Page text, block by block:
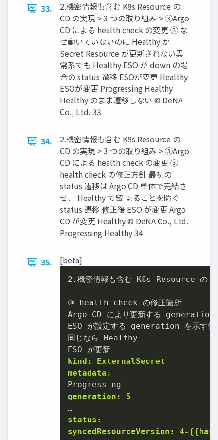
33.
2.機密情報も含む K8s Resource の
CD の実現 > 3 つの取り組み > ③Argo
CD による health check の変更 ③ な
ぜ動いていないのに Healthy か
Secret Resource が更新されない異
常系でも Healthy ESO が down の場
合の status 遷移 ESOが変更 Healthy
ESOが変更 Progressing Healthy
Healthy のまま遷移しない © DeNA
Co., Ltd. 33
34.
2.機密情報も含む K8s Resource の
CD の実現 > 3 つの取り組み > ③Argo
CD による health check の変更 ③
health check の修正⽅針 最初の
status 遷移は Argo CD 単体で完結さ
せ、 Healthy で留 まることを防ぐ
status 遷移 修正後 ESO が変更 Argo
CD が変更 Healthy © DeNA Co., Ltd.
Progressing Healthy 34
35. [beta]
2.機密情報も含む K8s Resource の
③ health check の修正箇所
Argo CD により更新する generation
ESO が設定する generation を⽰す値
同じなら Healthy
kind: ExternalSecret
metadata:
generation: 5
status:
syncedResourceVersion: 4-